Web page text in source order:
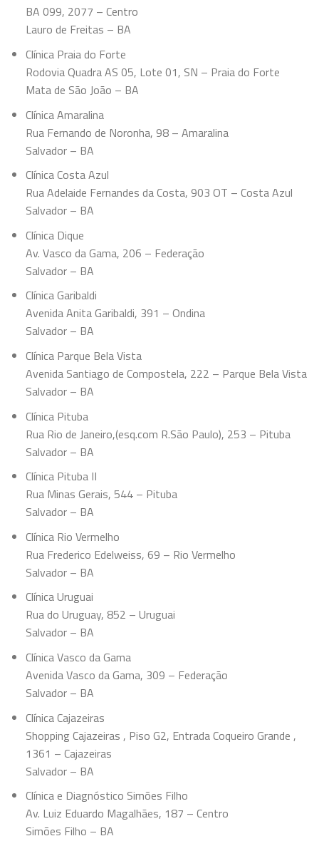
BA 099, 2077 – Centro
Lauro de Freitas – BA
Clínica Praia do Forte
Rodovia Quadra AS 05, Lote 01, SN – Praia do Forte
Mata de São João – BA
Clínica Amaralina
Rua Fernando de Noronha, 98 – Amaralina
Salvador – BA
Clínica Costa Azul
Rua Adelaide Fernandes da Costa, 903 OT – Costa Azul
Salvador – BA
Clínica Dique
Av. Vasco da Gama, 206 – Federação
Salvador – BA
Clínica Garibaldi
Avenida Anita Garibaldi, 391 – Ondina
Salvador – BA
Clínica Parque Bela Vista
Avenida Santiago de Compostela, 222 – Parque Bela Vista
Salvador – BA
Clínica Pituba
Rua Rio de Janeiro,(esq.com R.São Paulo), 253 – Pituba
Salvador – BA
Clínica Pituba II
Rua Minas Gerais, 544 – Pituba
Salvador – BA
Clínica Rio Vermelho
Rua Frederico Edelweiss, 69 – Rio Vermelho
Salvador – BA
Clínica Uruguai
Rua do Uruguay, 852 – Uruguai
Salvador – BA
Clínica Vasco da Gama
Avenida Vasco da Gama, 309 – Federação
Salvador – BA
Clínica Cajazeiras
Shopping Cajazeiras , Piso G2, Entrada Coqueiro Grande ,
1361 – Cajazeiras
Salvador – BA
Clínica e Diagnóstico Simões Filho
Av. Luiz Eduardo Magalhães, 187 – Centro
Simões Filho – BA